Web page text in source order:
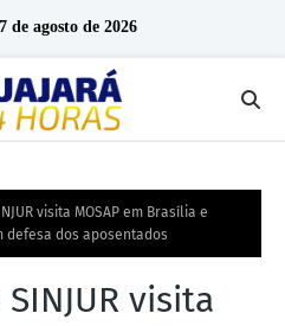
de agosto de 2026
visita MOSAP em Brasília e
defesa dos aposentados
visita